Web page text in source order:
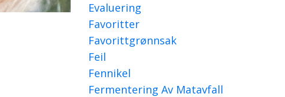
Evaluering
Favoritter
Favorittgrønnsak
Feil
Fennikel
Fermentering Av Matavfall